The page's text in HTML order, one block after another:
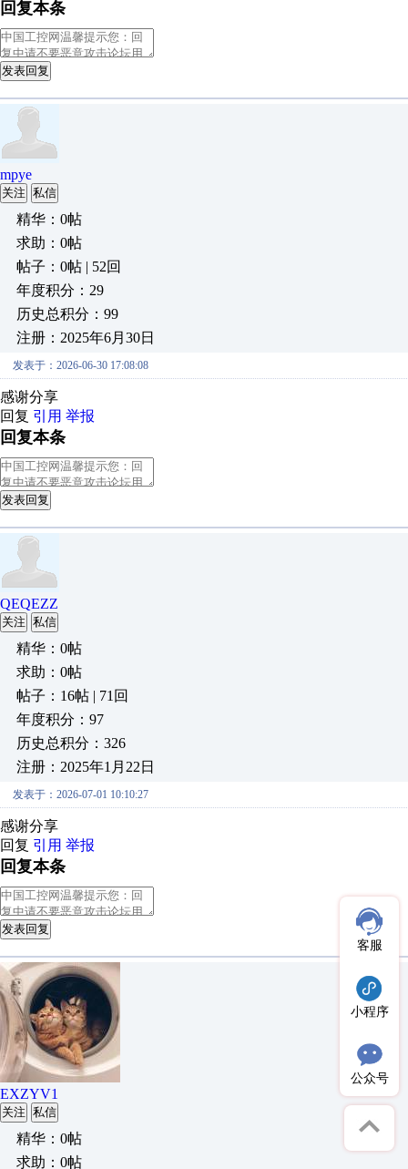
回复本条
发表回复
mpye
关注 私信
精华：0帖
求助：0帖
帖子：0帖 | 52回
年度积分：29
历史总积分：99
注册：2025年6月30日
发表于：2026-06-30 17:08:08
感谢分享
回复 引用 举报
回复本条
发表回复
QEQEZZ
关注 私信
精华：0帖
求助：0帖
帖子：16帖 | 71回
年度积分：97
历史总积分：326
注册：2025年1月22日
发表于：2026-07-01 10:10:27
感谢分享
回复 引用 举报
回复本条
发表回复
EXZYV1
关注 私信
精华：0帖
求助：0帖
客服
小程序
公众号